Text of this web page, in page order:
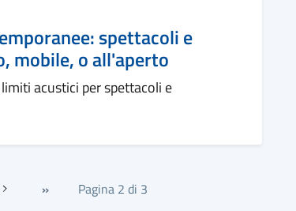
spettacoli e
mobile, o all'aperto
acustici per spettacoli e
Successiva
» Pagina 2 di 3